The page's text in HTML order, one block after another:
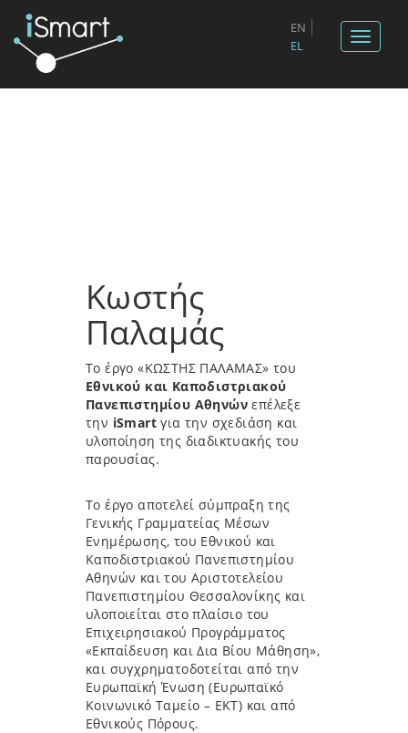
Toggle
EN
EL
Κωστής
Παλαμάς
Το έργο «ΚΩΣΤΗΣ ΠΑΛΑΜΑΣ» του
Εθνικού και Καποδιστριακού
Πανεπιστημίου Αθηνώνεπέλεξε
την iSmart για την σχεδιάση και
υλοποίηση της διαδικτυακής του
παρουσίας.
Το έργο αποτελεί σύμπραξη της
Γενικής Γραμματείας Μέσων
Ενημέρωσης, του Εθνικού και
Καποδιστριακού Πανεπιστημίου
Αθηνών και του Αριστοτελείου
Πανεπιστημίου Θεσσαλονίκης και
υλοποιείται στο πλαίσιο του
Επιχειρησιακού Προγράμματος
«Εκπαίδευση και Δια Βίου Μάθηση»,
και συγχρηματοδοτείται από την
Ευρωπαϊκή Ένωση (Ευρωπαϊκό
Κοινωνικό Ταμείο – ΕΚΤ) και από
Εθνικούς Πόρους.